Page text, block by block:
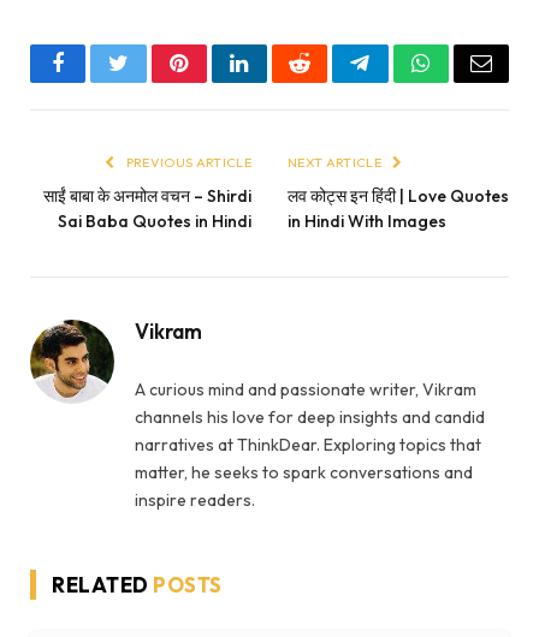
FacebookTwitterPinterestLinkedInRedditTelegramWhatsApp
Email
PREVIOUS ARTICLE
साईं बाबा के अनमोल वचन – Shirdi
Sai Baba Quotes in Hindi
NEXT ARTICLE
लव कोट्स इन हिंदी | Love Quotes
in Hindi With Images
Vikram
A curious mind and passionate writer, Vikram
channels his love for deep insights and candid
narratives at ThinkDear. Exploring topics that
matter, he seeks to spark conversations and
inspire readers.
RELATED POSTS